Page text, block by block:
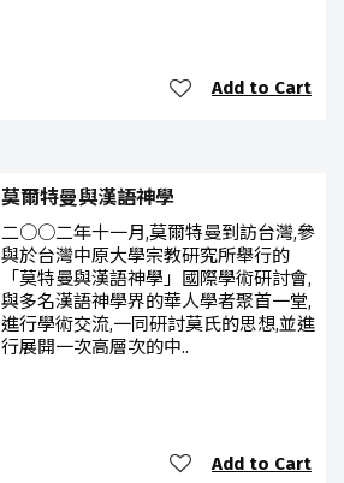
Add to Cart
莫爾特曼與漢語神學
二○○二年十一月,莫爾特曼到訪台灣,參
與於台灣中原大學宗教研究所舉行的
「莫特曼與漢語神學」國際學術研討會,
與多名漢語神學界的華人學者聚首一堂,
進行學術交流,一同研討莫氏的思想,並進
行展開一次高層次的中..
Add to Cart